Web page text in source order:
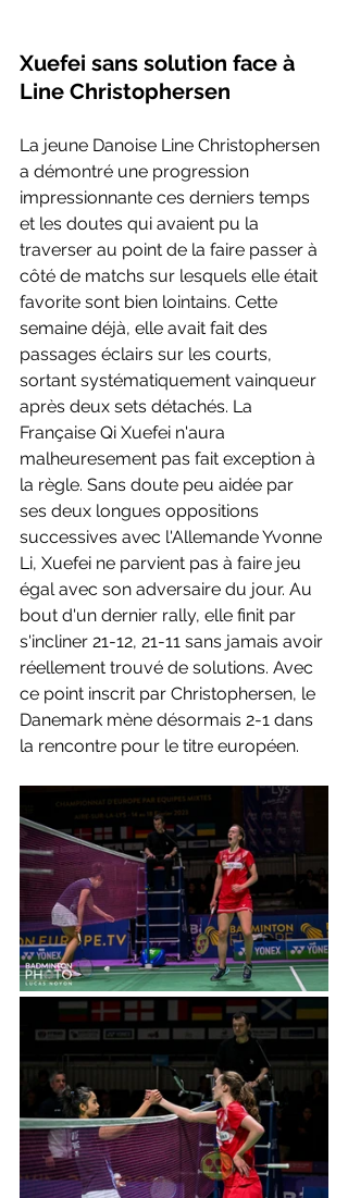
Xuefei sans solution face à
Line Christophersen
La jeune Danoise Line Christophersen
a démontré une progression
impressionnante ces derniers temps
et les doutes qui avaient pu la
traverser au point de la faire passer à
côté de matchs sur lesquels elle était
favorite sont bien lointains. Cette
semaine déjà, elle avait fait des
passages éclairs sur les courts,
sortant systématiquement vainqueur
après deux sets détachés. La
Française Qi Xuefei n'aura
malheuresement pas fait exception à
la règle. Sans doute peu aidée par
ses deux longues oppositions
successives avec l'Allemande Yvonne
Li, Xuefei ne parvient pas à faire jeu
égal avec son adversaire du jour. Au
bout d'un dernier rally, elle finit par
s'incliner 21-12, 21-11 sans jamais avoir
réellement trouvé de solutions. Avec
ce point inscrit par Christophersen, le
Danemark mène désormais 2-1 dans
la rencontre pour le titre européen.